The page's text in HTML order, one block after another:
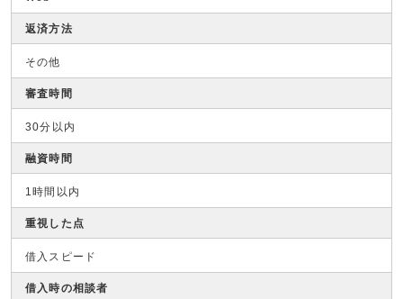
返済方法
その他
審査時間
30分以内
融資時間
1時間以内
重視した点
借入スピード
借入時の相談者